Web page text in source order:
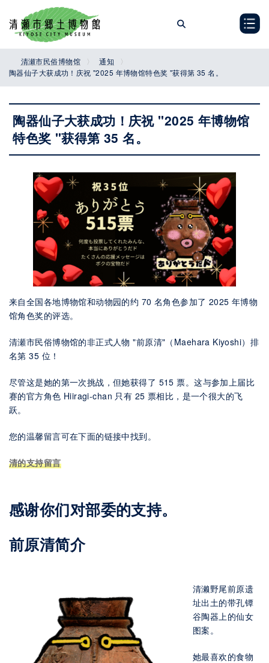
the
content
the
Navigation
清瀬市民俗博物馆
通知
陶器仙子大获成功！庆祝 "2025 年博物馆特色奖 "获得第 35 名。
陶器仙子大获成功！庆祝 "2025 年博物馆
特色奖 "获得第 35 名。
来自全国各地博物馆和动物园的约 70 名角色参加了 2025 年博物
馆角色奖的评选。
清瀬市民俗博物馆的非正式人物 "前原清"（Maehara Kiyoshi）排
名第 35 位！
尽管这是她的第一次挑战，但她获得了 515 票。这与参加上届比
赛的官方角色 Hiiragi-chan 只有 25 票相比，是一个很大的飞
跃。
您的温馨留言可在下面的链接中找到。
清的支持留言
感谢你们对部委的支持。
前原清简介
清濑野尾前原遗
址出土的带孔镡
谷陶器上的仙女
图案。
她最喜欢的食物